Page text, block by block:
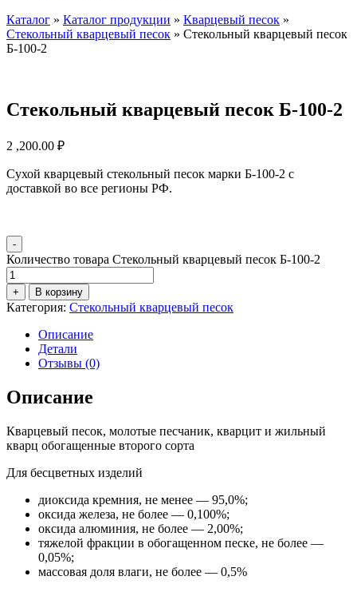
Каталог » Каталог продукции » Кварцевый песок »
Стекольный кварцевый песок » Стекольный кварцевый песок
Б-100-2
Стекольный кварцевый песок Б-100-2
2 ,200.00 ₽
Сухой кварцевый стекольный песок марки Б-100-2 с
доставкой во все регионы РФ.
-
Количество товара Стекольный кварцевый песок Б-100-2
+ В корзину
Категория: Стекольный кварцевый песок
Описание
Детали
Отзывы (0)
Описание
Кварцевый песок, молотые песчаник, кварцит и жильный
кварц обогащенные второго сорта
Для бесцветных изделий
диоксида кремния, не менее — 95,0%;
оксида железа, не более — 0,100%;
оксида алюминия, не более — 2,00%;
тяжелой фракции в обогащенном песке, не более —
0,05%;
массовая доля влаги, не более — 0,5%